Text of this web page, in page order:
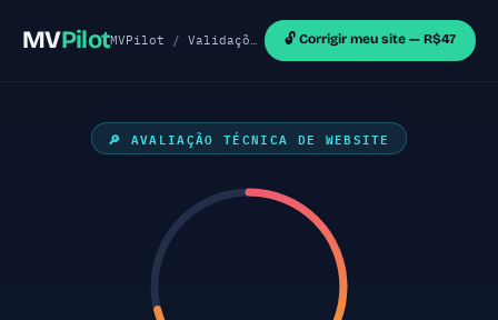
MVPilotMVPilot /Validações de MVP /Sites React/ Clerk
🔓 Corrigir meu site — R$47
🔎 AVALIAÇÃO TÉCNICA DE WEBSITE